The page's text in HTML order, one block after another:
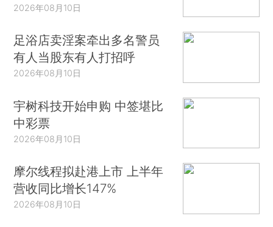
2026年08月10日
足浴店卖淫案牵出多名警员
有人当股东有人打招呼
2026年08月10日
宇树科技开始申购 中签堪比
中彩票
2026年08月10日
摩尔线程拟赴港上市 上半年
营收同比增长147%
2026年08月10日